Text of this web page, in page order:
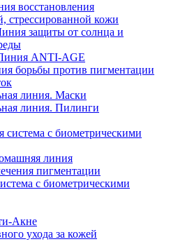
восстановления
стрессированной кожи
защиты от солнца и
ANTI-AGE
борьбы против пигментации
линия. Маски
линия. Пилинги
система с биометрическими
линия
пигментации
с биометрическими
Акне
ухода за кожей